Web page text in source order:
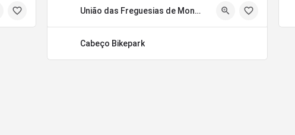
União das Freguesias de Monte Redondo e Carreira
Cabeço Bikepark